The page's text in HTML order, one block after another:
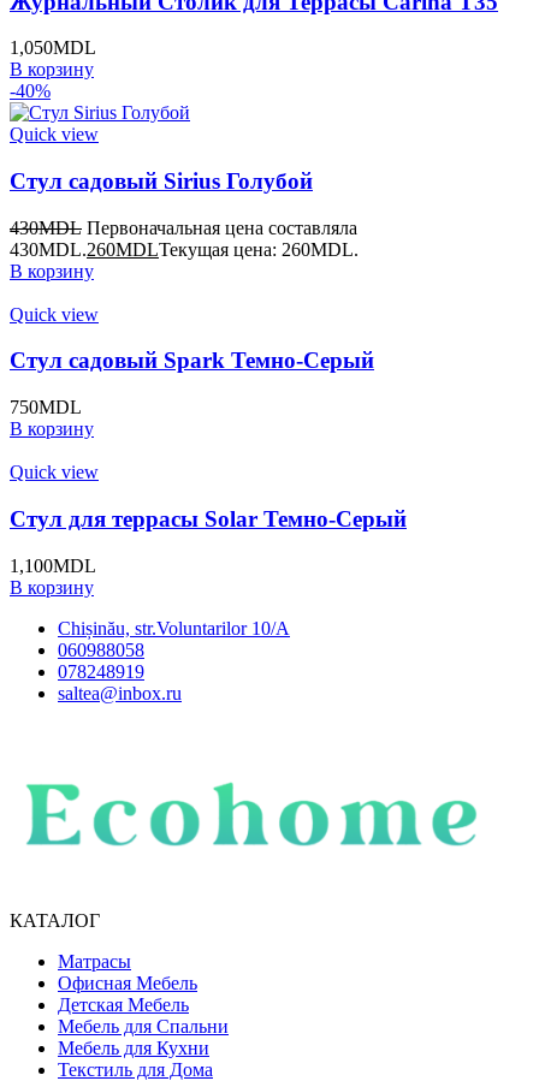
1,050MDL
В корзину
-40%
Quick view
Стул садовый Sirius Голубой
430MDL Первоначальная цена составляла
430MDL.260MDLТекущая цена: 260MDL.
В корзину
Quick view
Стул садовый Spark Темно-Серый
750MDL
В корзину
Quick view
Стул для террасы Solar Темно-Cерый
1,100MDL
В корзину
Chișinău, str.Voluntarilor 10/A
060988058
078248919
saltea@inbox.ru
КАТАЛОГ
Матрасы
Офисная Мебель
Детская Мебель
Мебель для Спальни
Мебель для Кухни
Текстиль для Дома